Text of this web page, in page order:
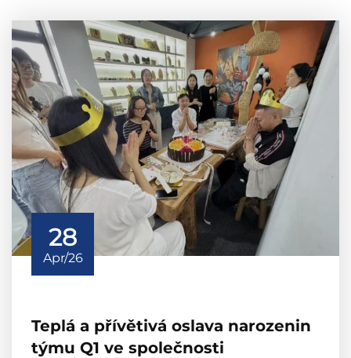
28
Apr/26
Teplá a přívětivá oslava narozenin
týmu Q1 ve společnosti